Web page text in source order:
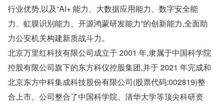
行业优势,以及“AI+ 能力、大数据应用能力、数字安全能
力、虹膜识别能力、开源鸿蒙研发能力”的创新能力,全面助
力公安机关构建新质战斗力。
北京万里红科技有限公司成立于 2001 年,隶属于中国科学院
控股有限公司旗下的东方科仪控股集团,并于 2021 年完成和
北京东方中科集成科技股份有限公司(股票代码:002819)整
合上市。公司整合了中国科学院、清华大学等顶尖科研资